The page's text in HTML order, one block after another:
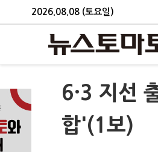
2026.08.08 (토요일)
6·3 지선
합'(1보)